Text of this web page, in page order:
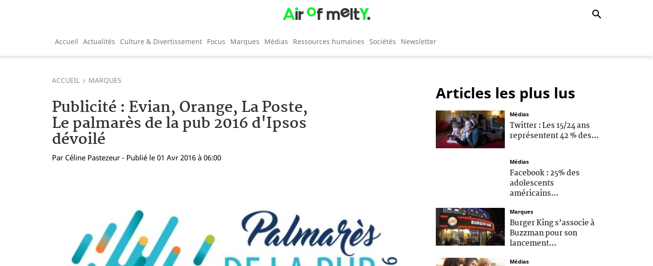
Accueil Actualités Culture & Divertissement Focus Marques Médias Ressources humaines Sociétés Newsletter
ACCUEIL MARQUES
Publicité : Evian, Orange, La Poste,
Le palmarès de la pub 2016 d'Ipsos
dévoilé
Par Céline Pastezeur - Publié le 01 Avr 2016 à 06:00
Articles les plus lus
Médias
Twitter : Les 15/24 ans
représentent 42 % des...
Médias
Facebook : 25% des
adolescents
américains...
Marques
Burger King s’associe à
Buzzman pour son
lancement...
Médias